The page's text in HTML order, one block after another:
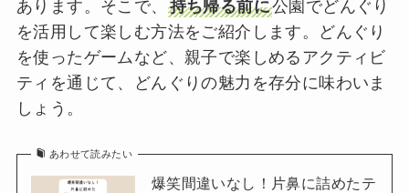
あります。そこで、 持ち帰る前に公園でどんぐり
を活用して楽しむ方法をご紹介します。どんぐり
を使ったゲームなど、親子で楽しめるアクティビ
ティを通じて、どんぐりの魅力を存分に味わいま
しょう。
あわせて読みたい
爆笑間違いなし！片鼻に詰めたテ